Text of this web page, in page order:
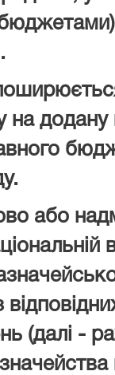
додану
або
(далі -